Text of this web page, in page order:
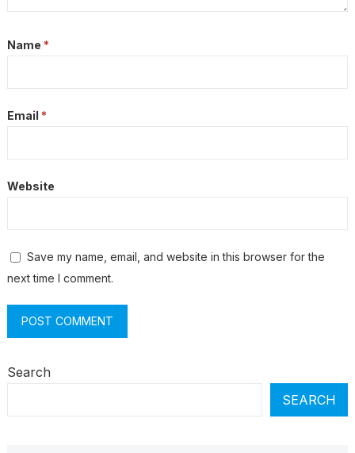
Name *
Email *
Website
Save my name, email, and website in this browser for the
next time I comment.
Search
SEARCH